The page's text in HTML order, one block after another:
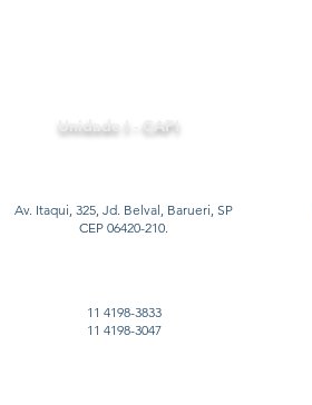
Unidade I - CAPI
Av. Itaqui, 325, Jd. Belval, Barueri, SP
CEP 06420-210.
11 4198-3833
11 4198-3047